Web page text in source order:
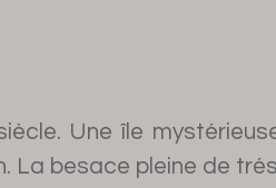
Une île
La besace pleine de